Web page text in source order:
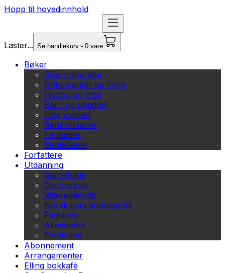
Hopp til hovedinnhold
Laster... Se handlekurv - 0 vare
Bøker
Skjønnlitteratur
Dokumentar og fakta
Hobby og fritid
Barn og ungdom
Ung voksen
Serieromaner
Fagbøker
Skolebøker
Forfattere
Utdanning
Barnehage
Grunnskole
Videregående
Norsk som andrespråk
Fagskole
Akademisk
Forskning
Abonnement
Arrangementer
Elling bokkafé